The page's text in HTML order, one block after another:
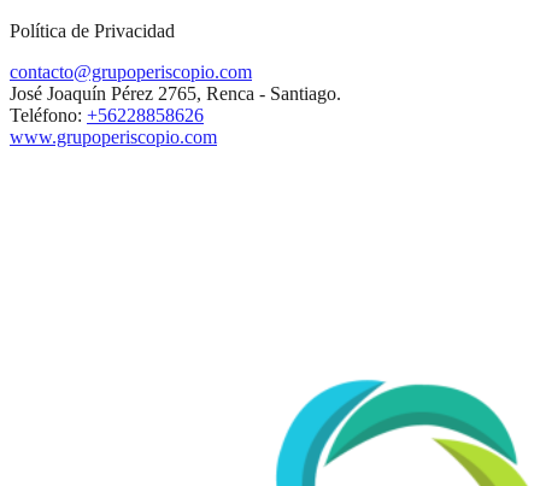
Política de Privacidad
contacto@grupoperiscopio.com
José Joaquín Pérez 2765, Renca - Santiago.
Teléfono: +56228858626
www.grupoperiscopio.com